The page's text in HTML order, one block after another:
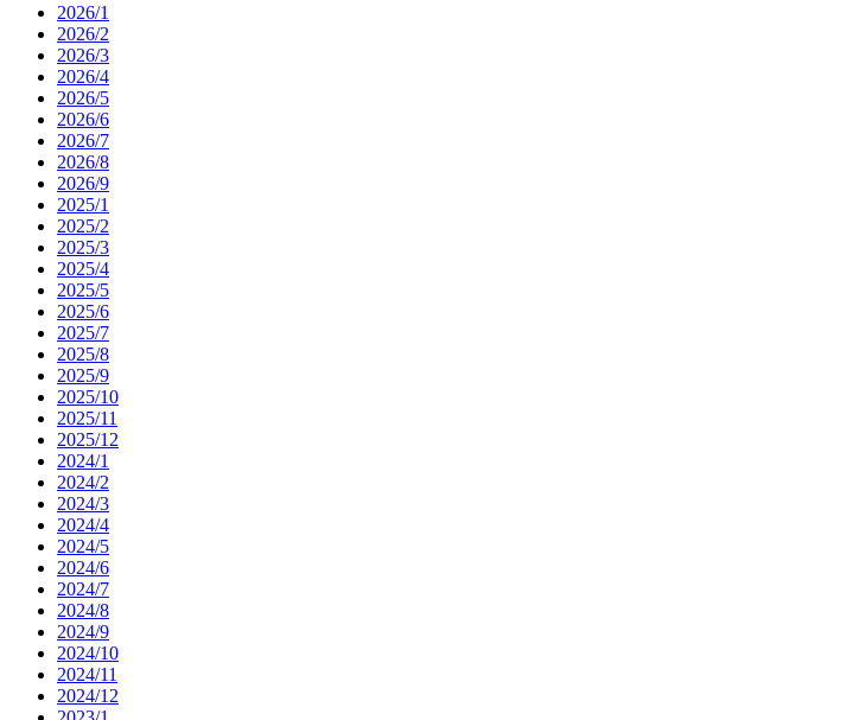
2026/1
2026/2
2026/3
2026/4
2026/5
2026/6
2026/7
2026/8
2026/9
2025/1
2025/2
2025/3
2025/4
2025/5
2025/6
2025/7
2025/8
2025/9
2025/10
2025/11
2025/12
2024/1
2024/2
2024/3
2024/4
2024/5
2024/6
2024/7
2024/8
2024/9
2024/10
2024/11
2024/12